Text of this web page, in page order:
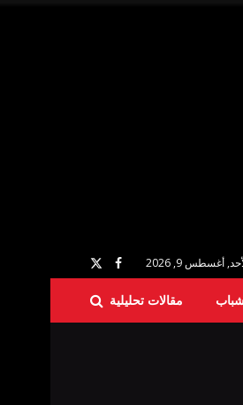
أغسطس 9, 2026
مقالات تحليلية